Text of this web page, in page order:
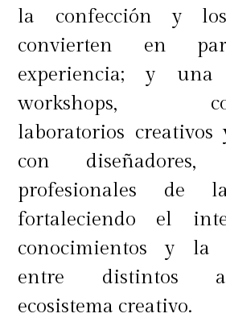
la confección y
convierten en
experiencia; y una
workshops,
laboratorios creativos
con
profesionales de
fortaleciendo el
conocimientos y la
entre distintos
ecosistema creativo.